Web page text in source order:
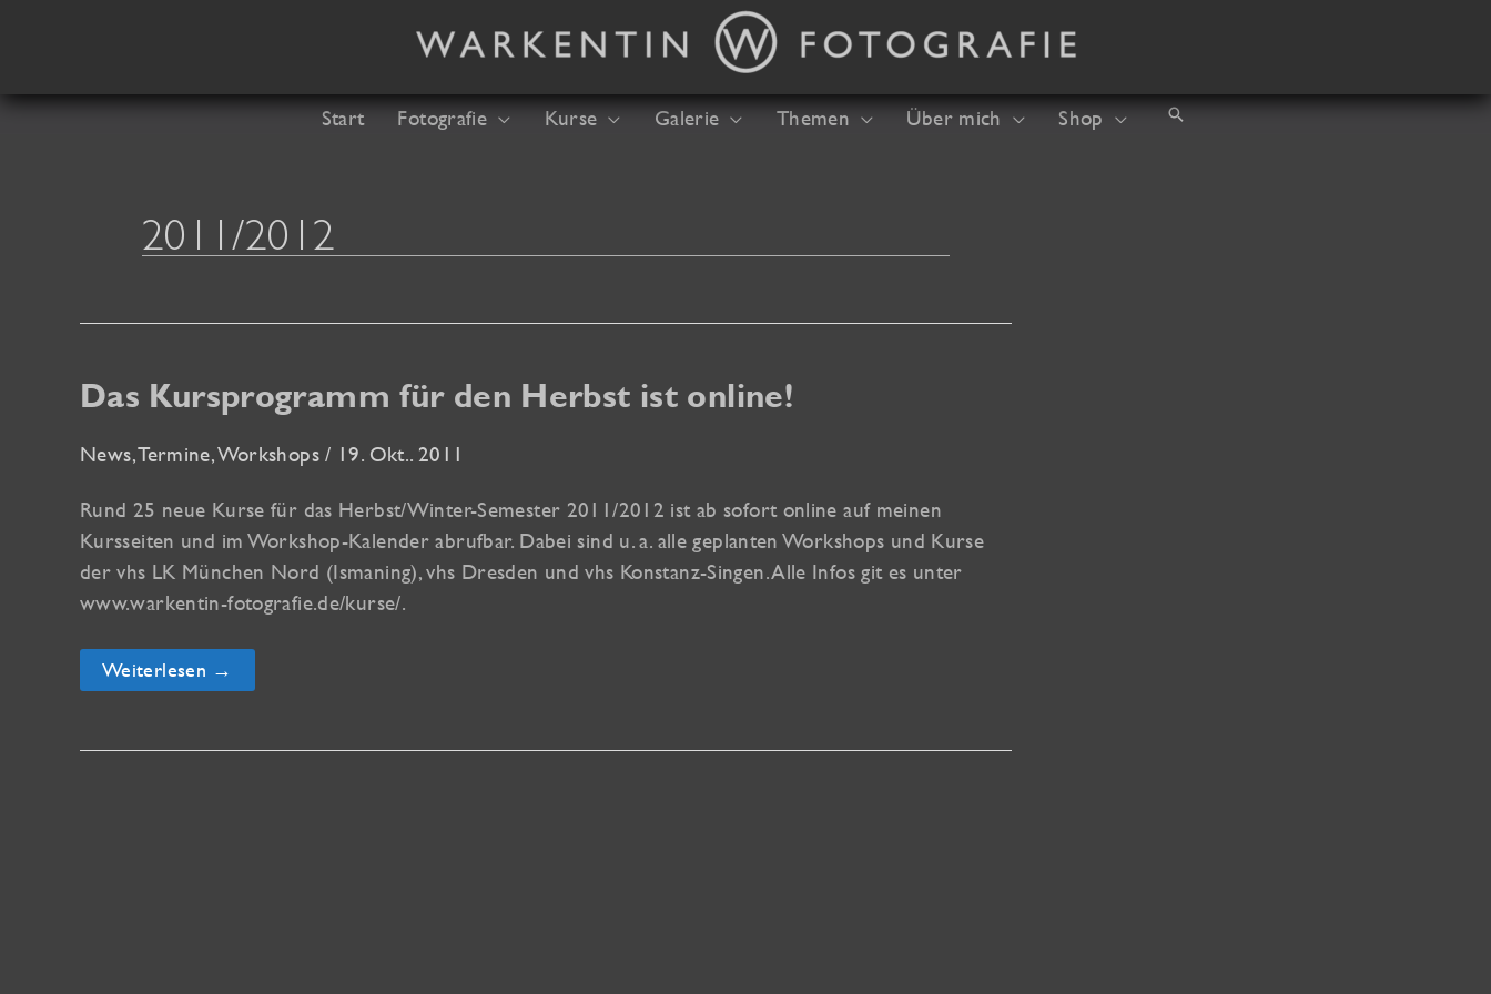
Start Fotografie Kurse Galerie Themen Über mich Shop Suchen
2011/2012
Das Kursprogramm für den Herbst ist online!
News,Termine,Workshops / 19. Okt.. 2011
Rund 25 neue Kurse für das Herbst/Winter-Semester 2011/2012 ist ab sofort online auf meinen
Kursseiten und im Workshop-Kalender abrufbar. Dabei sind u. a. alle geplanten Workshops und Kurse
der vhs LK München Nord (Ismaning), vhs Dresden und vhs Konstanz-Singen. Alle Infos git es unter
www.warkentin-fotografie.de/kurse/.
Das
Kursprogramm
Herbst
Weiterlesen →